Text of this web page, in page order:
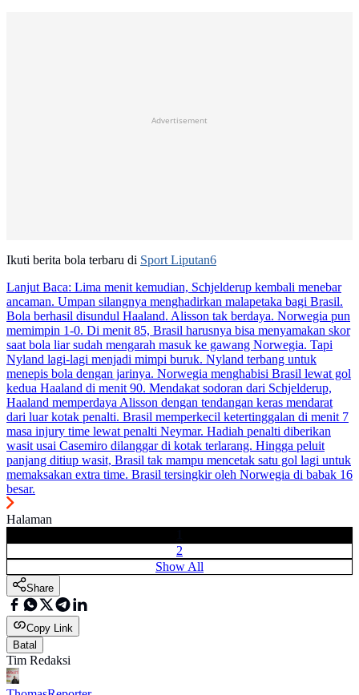
Advertisement
Ikuti berita bola terbaru di Sport Liputan6
Lanjut Baca: Lima menit kemudian, Schjelderup kembali menebar
ancaman. Umpan silangnya menghadirkan malapetaka bagi Brasil.
Bola berhasil disundul Haaland. Alisson tak berdaya. Norwegia pun
memimpin 1-0. Di menit 85, Brasil harusnya bisa menyamakan skor
saat bola liar sudah mengarah masuk ke gawang Norwegia. Tapi
Nyland lagi-lagi menjadi mimpi buruk. Nyland terbang untuk
menepis bola dengan jarinya. Norwegia menghabisi Brasil lewat gol
kedua Haaland di menit 90. Mendakat sodoran dari Schjelderup,
Haaland memperdaya Alisson dengan tendangan keras mendarat
dari luar kotak penalti. Brasil memperkecil ketertinggalan di menit 7
masa injury time lewat penalti Neymar. Hadiah penalti diberikan
wasit usai Casemiro dilanggar di kotak terlarang. Hingga peluit
panjang ditiup wasit, Brasil tak mampu mencetak satu gol lagi untuk
memaksakan extra time. Brasil tersingkir oleh Norwegia di babak 16
besar.
Halaman
2
Show All
Share
Copy Link
Batal
Tim Redaksi